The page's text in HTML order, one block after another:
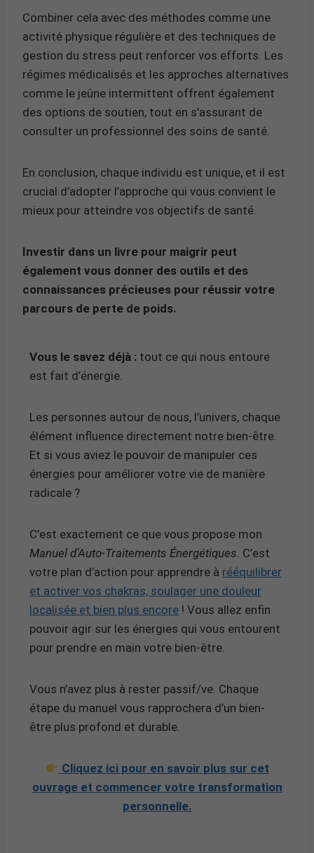
Combiner cela avec des méthodes comme une
activité physique régulière et des techniques de
gestion du stress peut renforcer vos efforts. Les
régimes médicalisés et les approches alternatives
comme le jeûne intermittent offrent également
des options de soutien, tout en s’assurant de
consulter un professionnel des soins de santé.
En conclusion, chaque individu est unique, et il est
crucial d’adopter l’approche qui vous convient le
mieux pour atteindre vos objectifs de santé.
Investir dans un livre pour maigrir peut
également vous donner des outils et des
connaissances précieuses pour réussir votre
parcours de perte de poids.
Vous le savez déjà : tout ce qui nous entoure
est fait d’énergie.
Les personnes autour de nous, l’univers, chaque
élément influence directement notre bien-être.
Et si vous aviez le pouvoir de manipuler ces
énergies pour améliorer votre vie de manière
radicale ?
C’est exactement ce que vous propose mon
Manuel d’Auto-Traitements Énergétiques . C’est
votre plan d’action pour apprendre à rééquilibrer
et activer vos chakras, soulager une douleur
localisée et bien plus encore ! Vous allez enfin
pouvoir agir sur les énergies qui vous entourent
pour prendre en main votre bien-être.
Vous n’avez plus à rester passif/ve. Chaque
étape du manuel vous rapprochera d’un bien-
être plus profond et durable.
Cliquez ici pour en savoir plus sur cet
ouvrage et commencer votre transformation
personnelle.